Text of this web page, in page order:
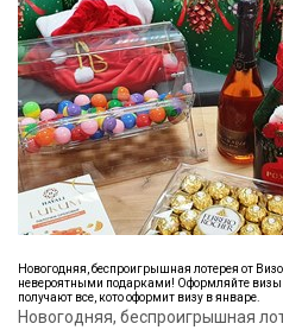
Новогодняя, беспроигрышная лотерея от
невероятными подарками! Оформляйте визы
получают все, кото оформит визу в январе.
Новогодняя, беспроигрышная